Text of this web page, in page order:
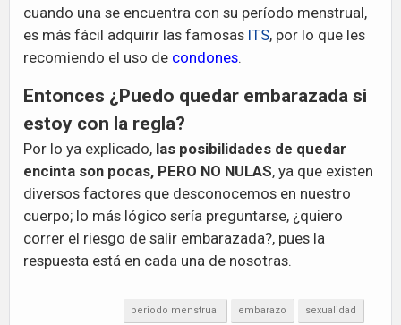
cuando una se encuentra con su período menstrual,
es más fácil adquirir las famosas ITS, por lo que les
recomiendo el uso de condones.
Entonces ¿Puedo quedar embarazada si
estoy con la regla?
Por lo ya explicado, las posibilidades de quedar
encinta son pocas, PERO NO NULAS, ya que existen
diversos factores que desconocemos en nuestro
cuerpo; lo más lógico sería preguntarse, ¿quiero
correr el riesgo de salir embarazada?, pues la
respuesta está en cada una de nosotras.
periodo menstrual embarazo sexualidad